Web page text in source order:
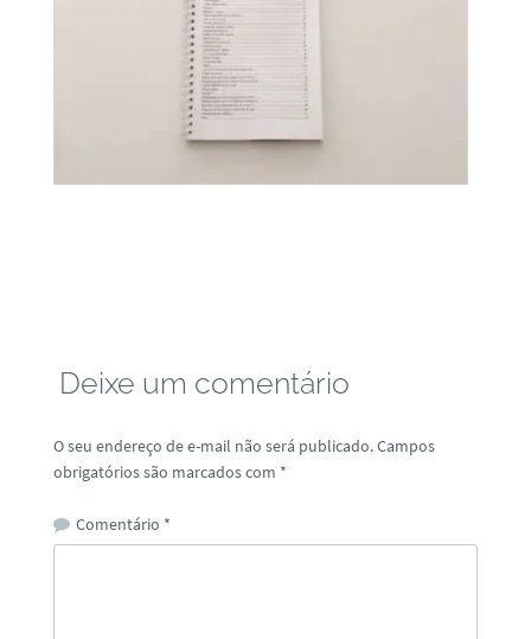
Deixe um comentário
O seu endereço de e-mail não será publicado.Campos
obrigatórios são marcados com *
Comentário *